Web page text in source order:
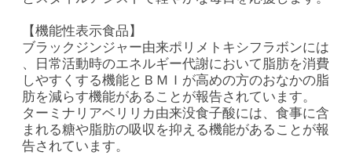
特長
栄養成分
摂取目安量・召し上がり方
賞味期限